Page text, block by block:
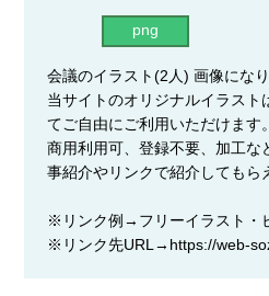
png
会議のイラスト(2人) 画像になり
当サイトのオリジナルイラスト
てご自由にご利用いただけます。
商用利用可、登録不要、加工な
事紹介やリンクで紹介してもら
※リンク例→フリーイラスト・
※リンク先URL→https://web-